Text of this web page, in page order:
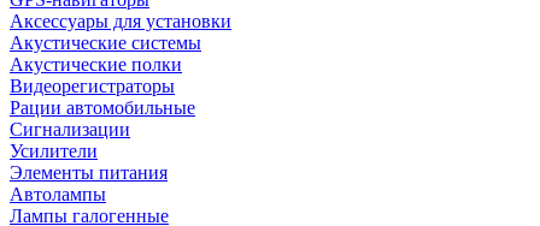
Аксессуары для установки
Акустические системы
Акустические полки
Видеорегистраторы
Рации автомобильные
Сигнализации
Усилители
Элементы питания
Автолампы
Лампы галогенные